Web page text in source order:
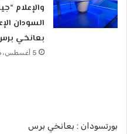
والإعلام
السودان
بعانخي
5 أغسطس، 2026
بورتسودان : بعانخي برس